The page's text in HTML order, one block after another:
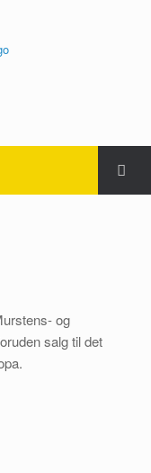
og
salg til det